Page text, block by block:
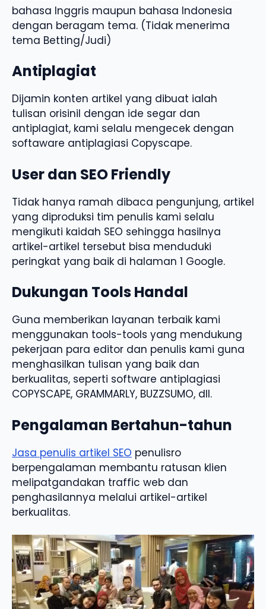
bahasa Inggris maupun bahasa Indonesia
dengan beragam tema. (Tidak menerima
tema Betting/Judi)
Antiplagiat
Dijamin konten artikel yang dibuat ialah
tulisan orisinil dengan ide segar dan
antiplagiat, kami selalu mengecek dengan
softaware antiplagiasi Copyscape.
User dan SEO Friendly
Tidak hanya ramah dibaca pengunjung, artikel
yang diproduksi tim penulis kami selalu
mengikuti kaidah SEO sehingga hasilnya
artikel-artikel tersebut bisa menduduki
peringkat yang baik di halaman 1 Google.
Dukungan Tools Handal
Guna memberikan layanan terbaik kami
menggunakan tools-tools yang mendukung
pekerjaan para editor dan penulis kami guna
menghasilkan tulisan yang baik dan
berkualitas, seperti software antiplagiasi
COPYSCAPE, GRAMMARLY, BUZZSUMO, dll.
Pengalaman Bertahun-tahun
Jasa penulis artikel SEO penulisro
berpengalaman membantu ratusan klien
melipatgandakan traffic web dan
penghasilannya melalui artikel-artikel
berkualitas.